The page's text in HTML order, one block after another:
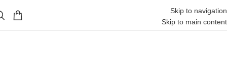
Skip to navigation
Skip to main content